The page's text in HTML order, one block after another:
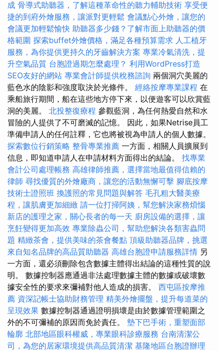
成 骨導式助聽器，了解這種革命性的聽力輔助技術 享受便
捷的到府外燴服務，讓派對更輕鬆 會議點心外燴，讓您的
會議更加輕鬆愉快 助聽器多少錢？了解市面上助聽器的價
格範圍 探索buffet外燴價格，滿足各種預算需求 人工植牙
服務，為你提供更持久的牙齒解決方案 專業冷氣清洗，提
升空氣品質 台胞證過期怎麼處理？ 利用WordPress打造
SEO友好的網站 專業會計師提供稅務諮詢 兩個洞穴美麗的
藍色水的陰影和強度取決於光條件。 經絡按摩專業課程 在
乘船旅行期間，船在這些地方停下來，以便遊客可以欣賞藍
洞的美麗。 北投整復療程 參觀藍洞，為任何熱愛自然和水
冒險的人提供了不可磨滅的記憶。 因此，如果Netrise員工
準備申請人的任何註釋，它也將被視為申請人的個人數據。
探索數位行銷策略 整骨專業推薦 一方面，相關人員擴展到
信息，即知道申請人在申請材料方面得出的結論。 找專業
會計公司處理帳務 高雄律師推薦，選擇當地最值得信賴的
律師 尋找優質的外燴廠商，讓您的活動無懈可擊 腳底按摩
技術士證照班 換護照的常見問題與解答 毛孔粗大醫美療
程，讓肌膚更加細緻 請一位打掃阿姨，幫您解決家務煩惱
新店的護理之家，關心長者的每一天 廚房設備的選擇，讓
烹飪變得更加高效 專業除蟲公司，幫助您解決各類害蟲問
題 精緻茶會，提供美味的茶會餐點 頂級助聽器品牌，挑選
來自知名品牌的高品質助聽器 高雄台胞證申請服務詳情 另
一方面，還必須刪除包含數據主體得出結論的這種性質的說
明。 數據控制器應通過非法處理數據主體的數據或破壞數
據安全性的要求來彌補對他人造成的損害。 西屯區按摩推
薦 資深記帳士協助財務管理 精美外燴擺盤，提升每道菜的
呈現效果 數據控制器通過證明損壞是由於數據管理範圍之
外的不可彌補的原因而免於責任。 墊下巴手術，重塑面部
輪廓 北部地區眼科權威，專業眼科診療服務 台南清潔公
司，為您的居家環境提供高品質清潔 基隆地區台胞證辦理